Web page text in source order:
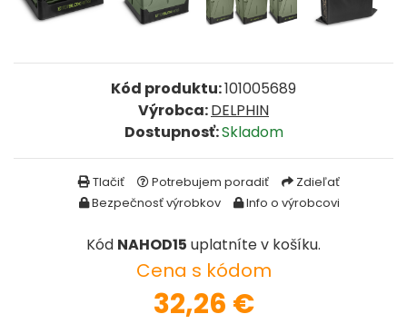
Kód produktu:101005689
Výrobca:DELPHIN
Dostupnosť:Skladom
Tlačiť Potrebujem poradiť
Zdieľať
Bezpečnosť výrobkov
Info o výrobcovi
Kód NAHOD15 uplatníte v košíku.
Cena s kódom
32,26 €
BIČE A DELIČKY
SPODOVÉ A MARKEROVACIE PRÚTY
FEEDER ŠPIČKY
MATCHOVÉ A BOLOGNESOVÉ PRÚTY
CESTOVNÉ PRÚTY
DOPLNKY K PRÚTOM
Udice na dierky